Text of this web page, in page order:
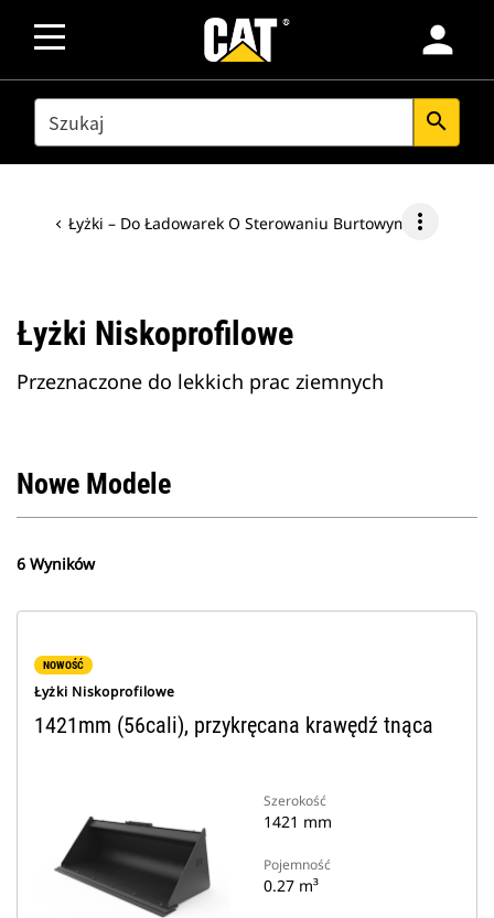
person
SEARCH search
Łyżki – Do Ładowarek O Sterowaniu Burtowym more_vert
Łyżki Niskoprofilowe
Przeznaczone do lekkich prac ziemnych
Nowe Modele
6 Wyników
NOWOŚĆ
Łyżki Niskoprofilowe
1421mm (56cali), przykręcana krawędź tnąca
Szerokość
1421 mm
Pojemność
0.27 m³